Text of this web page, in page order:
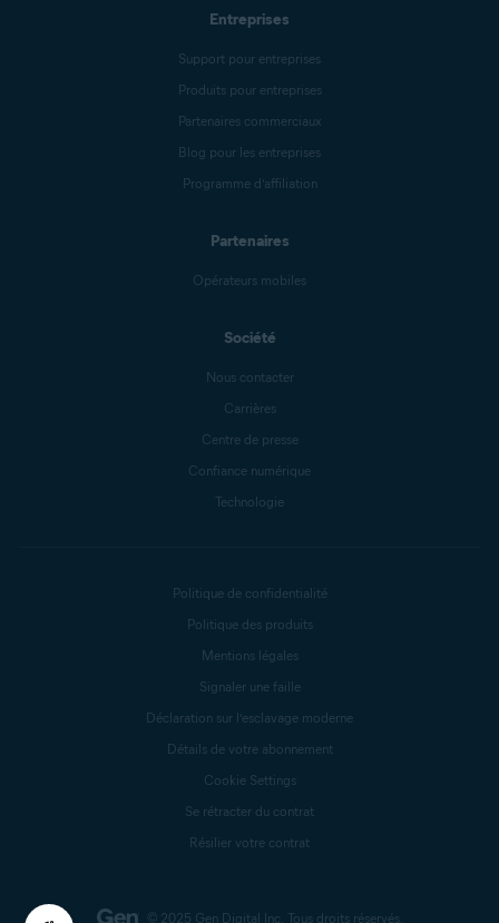
Entreprises
Support pour entreprises
Produits pour entreprises
Partenaires commerciaux
Blog pour les entreprises
Programme d’affiliation
Partenaires
Opérateurs mobiles
Société
Nous contacter
Carrières
Centre de presse
Confiance numérique
Technologie
© 2025 Gen Digital Inc. Tous droits réservés.
Politique de confidentialité
Politique des produits
Mentions légales
Signaler une faille
Déclaration sur l’esclavage moderne
Détails de votre abonnement
Cookie Settings
Se rétracter du contrat
Résilier votre contrat